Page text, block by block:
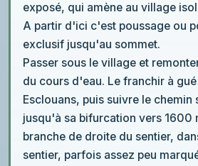
exposé, qui amène au village
A partir d'ici c'est poussage ou
exclusif jusqu'au sommet.
Passer sous le village et
du cours d'eau. Le franchir à gué au niveau des
Esclouans, puis suivre le chemin sur l'autre rive
jusqu'à sa bifurcation vers 1600 m.
branche de droite du sentier, dans
sentier, parfois assez peu